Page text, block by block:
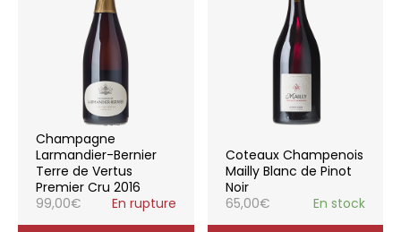
Champagne
Larmandier-Bernier
Terre de Vertus
Premier Cru 2016
99,00€ En rupture
Coteaux Champenois
Mailly Blanc de Pinot
Noir
65,00€ En stock